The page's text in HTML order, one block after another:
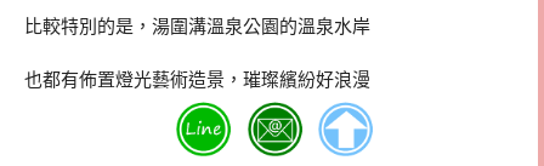
比較特別的是，湯圍溝溫泉公園的溫泉水岸
也都有佈置燈光藝術造景，璀璨繽紛好浪漫